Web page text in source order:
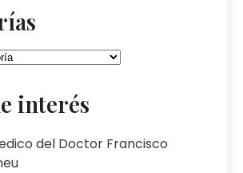
interés
del Doctor Francisco